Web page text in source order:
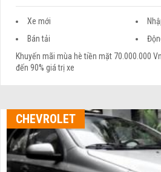
Xe mới
Bán tải
Khuyến mãi mùa hè tiền mặt 70.000.000
đến 90% giá trị xe
CHEVROLET